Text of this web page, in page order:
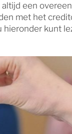
een
met het
kunt